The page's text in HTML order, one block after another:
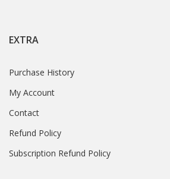
EXTRA
Purchase History
My Account
Contact
Refund Policy
Subscription Refund Policy